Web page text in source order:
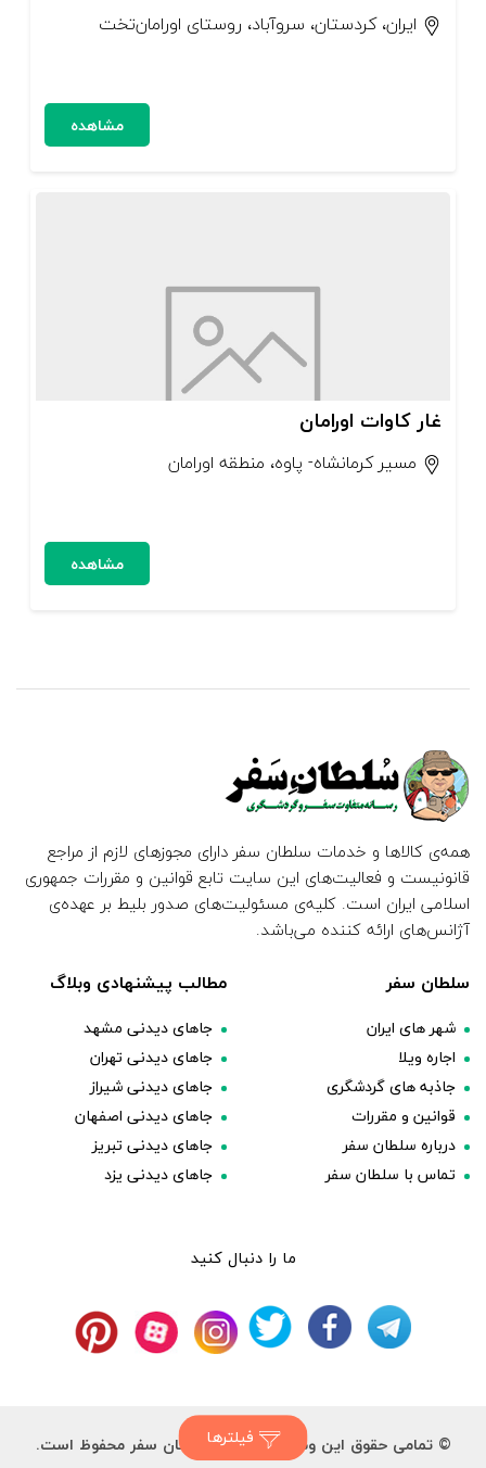
ایران، کردستان، سروآباد، روستای اورامان‌تخت
مشاهده
غار کاوات اورامان
مسیر کرمانشاه- پاوه، منطقه اورامان
مشاهده
همه‌ی کالاها و خدمات سلطان سفر دارای مجوزهای لازم از مراجع
قانونیست و فعالیت‌های این سایت تابع قوانین و مقررات جمهوری
اسلامی ایران است. کلیه‌ی مسئولیت‌های صدور بلیط بر عهده‌ی
آژانس‌های ارائه کننده می‌باشد.
سلطان سفر
شهر های ایران
اجاره ویلا
جاذبه های گردشگری
قوانین و مقررات
درباره سلطان سفر
تماس با سلطان سفر
مطالب پیشنهادی وبلاگ
جاهای دیدنی مشهد
جاهای دیدنی تهران
جاهای دیدنی شیراز
جاهای دیدنی اصفهان
جاهای دیدنی تبریز
جاهای دیدنی یزد
ما را دنبال کنید
© تمامی حقوق این وب سایت برای سلطان سفر محفوظ است.